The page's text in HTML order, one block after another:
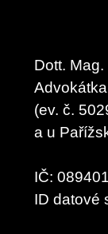
Dott.
(ev. č.
a u
IČ:
ID datové